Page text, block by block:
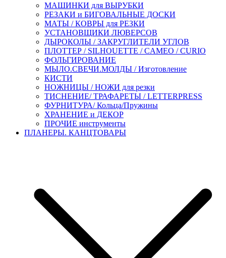
МАШИНКИ для ВЫРУБКИ
РЕЗАКИ и БИГОВАЛЬНЫЕ ДОСКИ
МАТЫ / КОВРЫ для РЕЗКИ
УСТАНОВЩИКИ ЛЮВЕРСОВ
ДЫРОКОЛЫ / ЗАКРУГЛИТЕЛИ УГЛОВ
ПЛОТТЕР / SILHOUETTE / CAMEO / CURIO
ФОЛЬГИРОВАНИЕ
МЫЛО.СВЕЧИ.МОЛДЫ / Изготовление
КИСТИ
НОЖНИЦЫ / НОЖИ для резки
ТИСНЕНИЕ/ ТРАФАРЕТЫ / LETTERPRESS
ФУРНИТУРА/ Кольца/Пружины
ХРАНЕНИЕ и ДЕКОР
ПРОЧИЕ инструменты
ПЛАНЕРЫ. КАНЦТОВАРЫ